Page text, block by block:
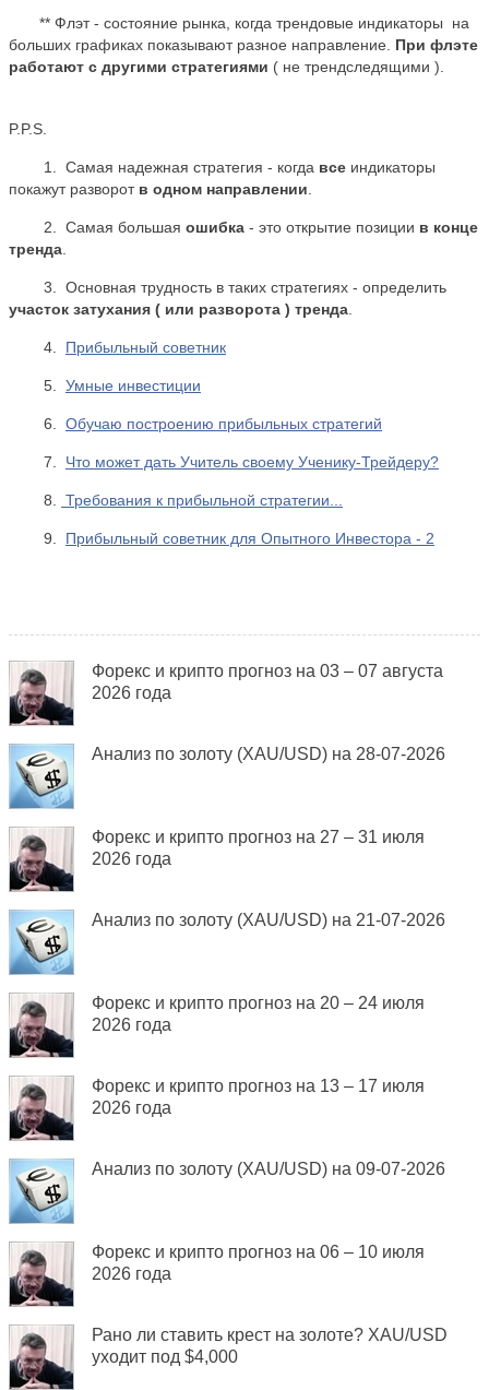
** Флэт - состояние рынка, когда трендовые индикаторы на
больших графиках показывают разное направление. При флэте
работают с другими стратегиями ( не трендследящими ).
P.P.S.
1. Самая надежная стратегия - когда все индикаторы
покажут разворот в одном направлении
2. Самая большая ошибка - это открытие позиции в конце
тренда
3. Основная трудность в таких стратегиях - определить
участок затухания ( или разворота ) тренда
4. Прибыльный советник
5. Умные инвестиции
6. Обучаю построению прибыльных стратегий
7. Что может дать Учитель своему Ученику-Трейдеру?
8. Требования к прибыльной стратегии...
9. Прибыльный советник для Опытного Инвестора - 2
Форекс и крипто прогноз на 03 – 07 августа
2026 года
Анализ по золоту (XAU/USD) на 28-07-2026
Форекс и крипто прогноз на 27 – 31 июля
2026 года
Анализ по золоту (XAU/USD) на 21-07-2026
Форекс и крипто прогноз на 20 – 24 июля
2026 года
Форекс и крипто прогноз на 13 – 17 июля
2026 года
Анализ по золоту (XAU/USD) на 09-07-2026
Форекс и крипто прогноз на 06 – 10 июля
2026 года
Рано ли ставить крест на золоте? XAU/USD
уходит под $4,000